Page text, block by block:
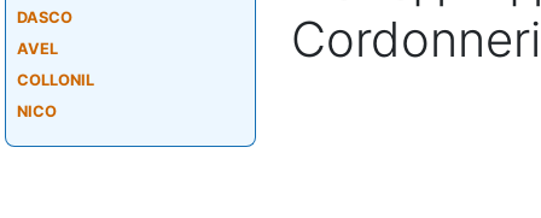
DASCO
AVEL
COLLONIL
NICO